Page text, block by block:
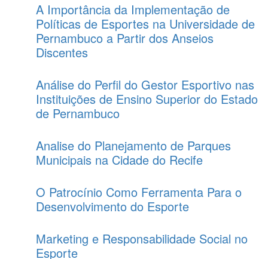
A Importância da Implementação de
Políticas de Esportes na Universidade de
Pernambuco a Partir dos Anseios
Discentes
Análise do Perfil do Gestor Esportivo nas
Instituições de Ensino Superior do Estado
de Pernambuco
Analise do Planejamento de Parques
Municipais na Cidade do Recife
O Patrocínio Como Ferramenta Para o
Desenvolvimento do Esporte
Marketing e Responsabilidade Social no
Esporte